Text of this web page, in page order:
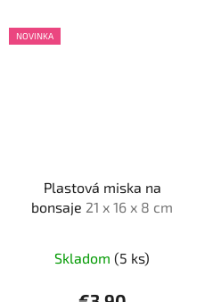
NOVINKA
Plastová miska na
bonsaje 21 x 16 x 8 cm
Skladom (5 ks)